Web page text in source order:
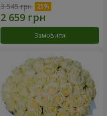
3 545 грн
Замовити